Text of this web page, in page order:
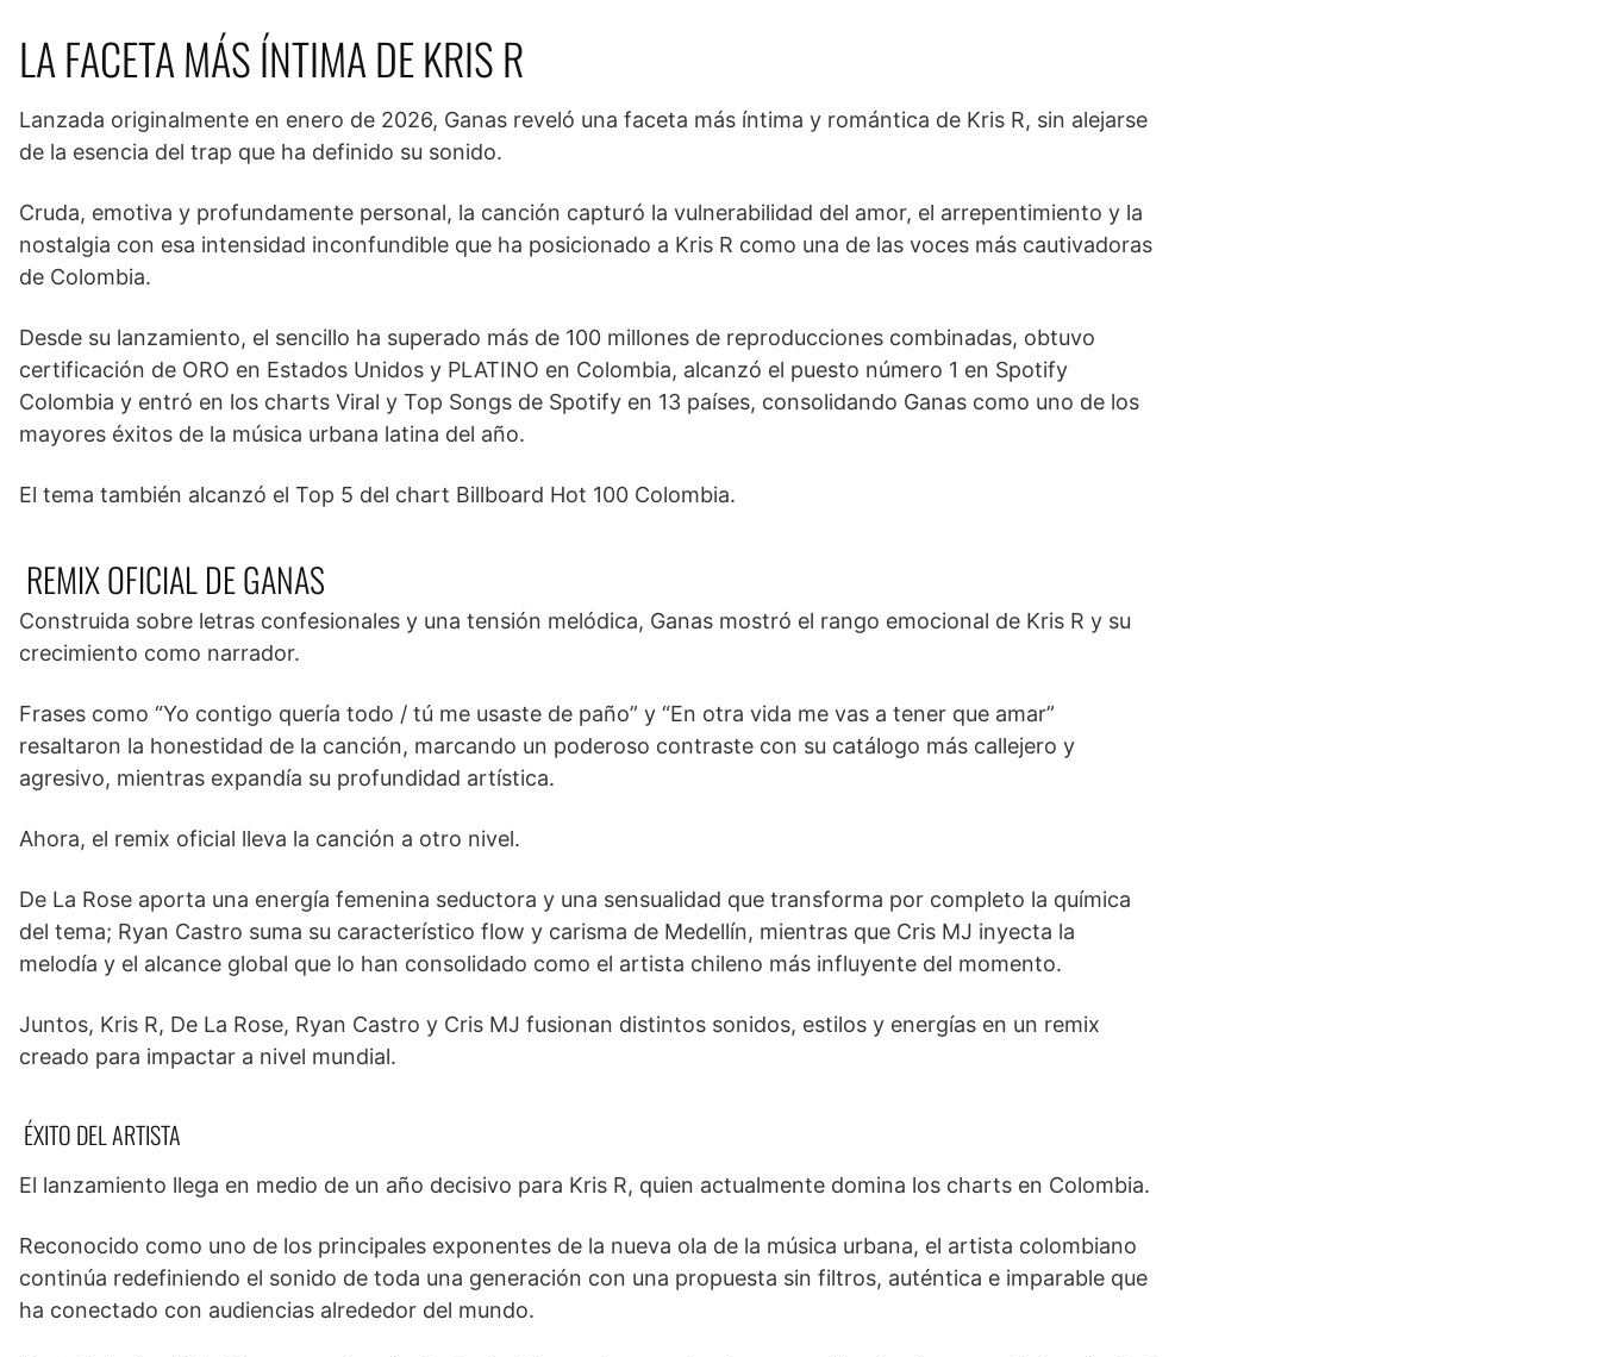
LA FACETA MÁS ÍNTIMA DE KRIS R
Lanzada originalmente en enero de 2026, Ganas reveló una faceta más íntima y romántica de Kris R, sin alejarse
de la esencia del trap que ha definido su sonido.
Cruda, emotiva y profundamente personal, la canción capturó la vulnerabilidad del amor, el arrepentimiento y la
nostalgia con esa intensidad inconfundible que ha posicionado a Kris R como una de las voces más cautivadoras
de Colombia.
Desde su lanzamiento, el sencillo ha superado más de 100 millones de reproducciones combinadas, obtuvo
certificación de ORO en Estados Unidos y PLATINO en Colombia, alcanzó el puesto número 1 en Spotify
Colombia y entró en los charts Viral y Top Songs de Spotify en 13 países, consolidando Ganas como uno de los
mayores éxitos de la música urbana latina del año.
El tema también alcanzó el Top 5 del chart Billboard Hot 100 Colombia.
REMIX OFICIAL DE GANAS
Construida sobre letras confesionales y una tensión melódica, Ganas mostró el rango emocional de Kris R y su
crecimiento como narrador.
Frases como “Yo contigo quería todo / tú me usaste de paño” y “En otra vida me vas a tener que amar”
resaltaron la honestidad de la canción, marcando un poderoso contraste con su catálogo más callejero y
agresivo, mientras expandía su profundidad artística.
Ahora, el remix oficial lleva la canción a otro nivel.
De La Rose aporta una energía femenina seductora y una sensualidad que transforma por completo la química
del tema; Ryan Castro suma su característico flow y carisma de Medellín, mientras que Cris MJ inyecta la
melodía y el alcance global que lo han consolidado como el artista chileno más influyente del momento.
Juntos, Kris R, De La Rose, Ryan Castro y Cris MJ fusionan distintos sonidos, estilos y energías en un remix
creado para impactar a nivel mundial.
ÉXITO DEL ARTISTA
El lanzamiento llega en medio de un año decisivo para Kris R, quien actualmente domina los charts en Colombia.
Reconocido como uno de los principales exponentes de la nueva ola de la música urbana, el artista colombiano
continúa redefiniendo el sonido de toda una generación con una propuesta sin filtros, auténtica e imparable que
ha conectado con audiencias alrededor del mundo.